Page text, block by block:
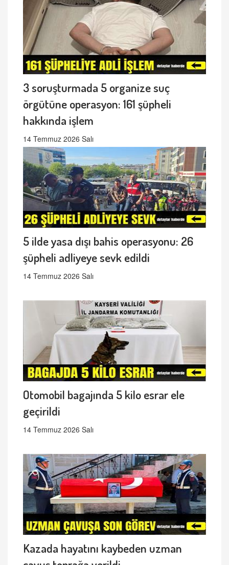
3 soruşturmada 5 organize suç
örgütüne operasyon: 161 şüpheli
hakkında işlem
14 Temmuz 2026 Salı
5 ilde yasa dışı bahis operasyonu: 26
şüpheli adliyeye sevk edildi
14 Temmuz 2026 Salı
Otomobil bagajında 5 kilo esrar ele
geçirildi
14 Temmuz 2026 Salı
Kazada hayatını kaybeden uzman